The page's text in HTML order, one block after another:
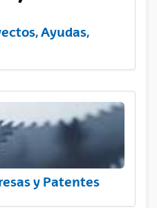
Ayudas,
y Patentes